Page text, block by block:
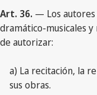
Art. 36. — Los
dramático-musicales y
de autorizar:
a) La recitación, la
sus obras.